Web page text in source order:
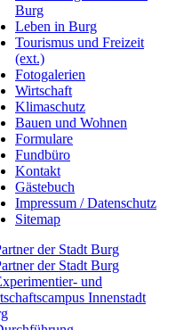
Burg
Leben in Burg
Tourismus und Freizeit
(ext.)
Fotogalerien
Wirtschaft
Klimaschutz
Bauen und Wohnen
Formulare
Fundbüro
Kontakt
Gästebuch
Impressum / Datenschutz
Sitemap